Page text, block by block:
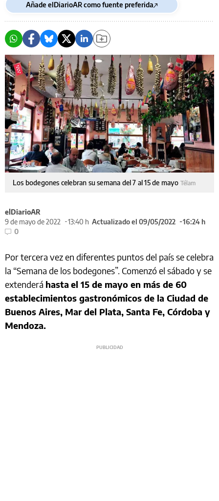
Añade elDiarioAR como fuente preferida
Los bodegones celebran su semana del 7 al 15 de mayo Télam
elDiarioAR
9 de mayo de 2022
13:40 h Actualizado el 09/05/2022
16:24 h
0
Por tercera vez en diferentes puntos del país se celebra
la “Semana de los bodegones”. Comenzó el sábado y se
extenderá hasta el 15 de mayo en más de 60
establecimientos gastronómicos de la Ciudad de
Buenos Aires, Mar del Plata, Santa Fe, Córdoba y
Mendoza.